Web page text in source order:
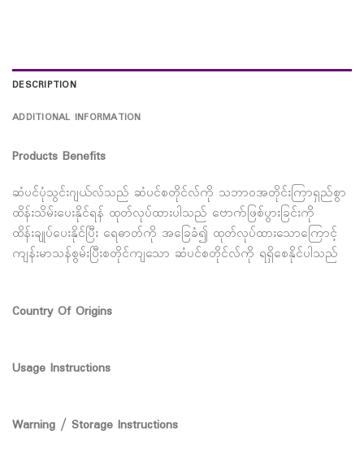
DESCRIPTION
ADDITIONAL INFORMATION
Products Benefits
ဆံပင်ပုံသွင်းဂျယ်လ်သည် ဆံပင်စတိုင်လ်ကို သဘာ၀အတိုင်းကြာရှည်စွာ
ထိန်းသိမ်းပေးနိုင်ရန် ထုတ်လုပ်ထားပါသည် ဗောက်ဖြစ်ပွားခြင်းကို
ထိန်းချုပ်ပေးနိုင်ပြီး ရေဓာတ်ကို အခြေခံ၍ ထုတ်လုပ်ထားသောကြောင့်
ကျန်းမာသန်စွမ်းပြီးစတိုင်ကျသော ဆံပင်စတိုင်လ်ကို ရရှိစေနိုင်ပါသည်
Country Of Origins
Usage Instructions
Warning / Storage Instructions